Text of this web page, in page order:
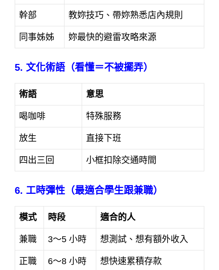
幹部 教妳技巧、帶妳熟悉店內規則
同事姊姊 妳最快的避雷攻略來源
5. 文化術語（看懂＝不被擺弄）
術語 意思
喝咖啡 特殊服務
放生 直接下班
四出三回 小框扣除交通時間
6. 工時彈性（最適合學生跟兼職）
模式 時段 適合的人
兼職 3～5 小時 想測試、想有額外收入
正職 6～8 小時 想快速累積存款